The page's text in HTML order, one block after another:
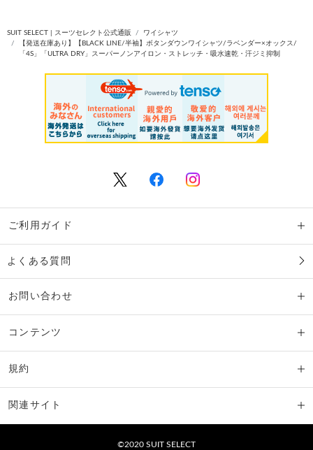
SUIT SELECT | スーツセレクト公式通販
ワイシャツ
【発送在庫あり】【BLACK LINE/半袖】ボタンダウンワイシャツ/ラベンダー×オックス/
「4S」「ULTRA DRY」スーパーノンアイロン・ストレッチ・吸水速乾・汗ジミ抑制
ご利用ガイド
よくある質問
お問い合わせ
コンテンツ
規約
関連サイト
©2020 SUIT SELECT